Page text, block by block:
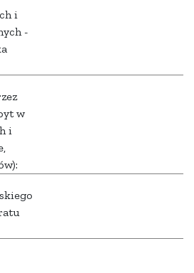
i
-
w
i